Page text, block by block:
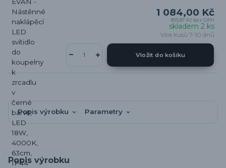
1 084,00 Kč
895,87 Kč bez DPH
skladem 2 ks
Více kusů 7-10 dnů
Vložit do košíku
Popis výrobku Parametry
Popis výrobku